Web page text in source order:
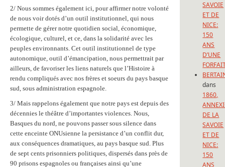
2/ Nous sommes également ici, pour affirmer notre volonté
de nous voir dotés d’un outil institutionnel, qui nous
permette de gérer notre quotidien social, économique,
écologique, culturel, et ce, dans la solidarité avec les
peuples environnants. Cet outil institutionnel de type
autonomique, outil d’émancipation, nous permettrait par
ailleurs, de favoriser les liens naturels que l’Histoire à
rendu compliqués avec nos frères et soeurs du pays basque
sud, sous administration espagnole.
3/ Mais rappelons également que notre pays est depuis des
décennies le théâtre d’importantes violences. Nous,
Basques du nord, ne pouvons passer sous silence dans
cette enceinte ONUsienne la persistance d’un conflit dur,
aux conséquences dramatiques, au pays basque sud. Plus
de sept cents prisonniers politiques, dispersés dans près de
90 prisons espagnoles ou françaises ainsi qu’une
SAVOIE
ET DE
NICE:
150
ANS
D’UNE
dans
1860,
DE LA
SAVOIE
ET DE
NICE:
150
ANS